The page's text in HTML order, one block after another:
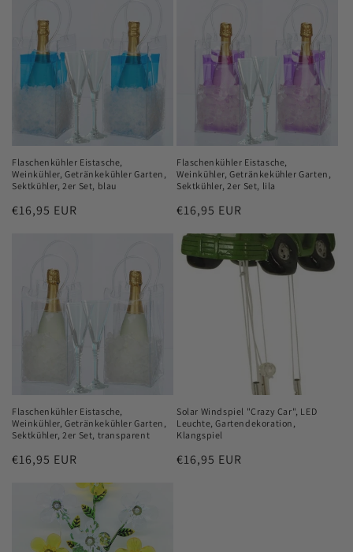
Flaschenkühler Eistasche,
Weinkühler, Getränkekühler Garten,
Sektkühler, 2er Set, blau
Normaler
€16,95 EUR
Flaschenkühler Eistasche,
Weinkühler, Getränkekühler Garten,
Sektkühler, 2er Set, lila
Normaler
Preis
€16,95 EUR
Flaschenkühler Eistasche,
Weinkühler, Getränkekühler Garten,
Sektkühler, 2er Set, transparent
Normaler
€16,95 EUR
Solar Windspiel "Crazy Car", LED
Leuchte, Gartendekoration,
Klangspiel
Normaler
€16,95 EUR